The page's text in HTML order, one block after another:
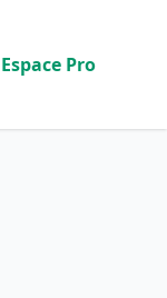
Espace Pro